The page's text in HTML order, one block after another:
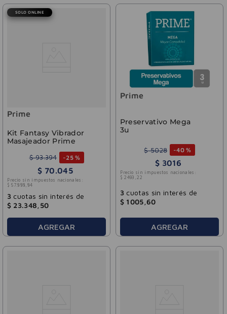
SOLO ONLINE
Prime
Kit Fantasy Vibrador
Masajeador Prime
$ 93.394 -25 %
$ 70 045
Precio sin impuestos nacionales:
$ 57 .888 84
3 cuotas sin interés de
$ 23.348 50
AGREGAR
Prime
Preservativo Mega
3u
$ 5028 -40 %
$ 3016
Precio sin impuestos nacionales:
$ 2493 , 22
3 cuotas sin interés de
$ 1005 ,60
AGREGAR